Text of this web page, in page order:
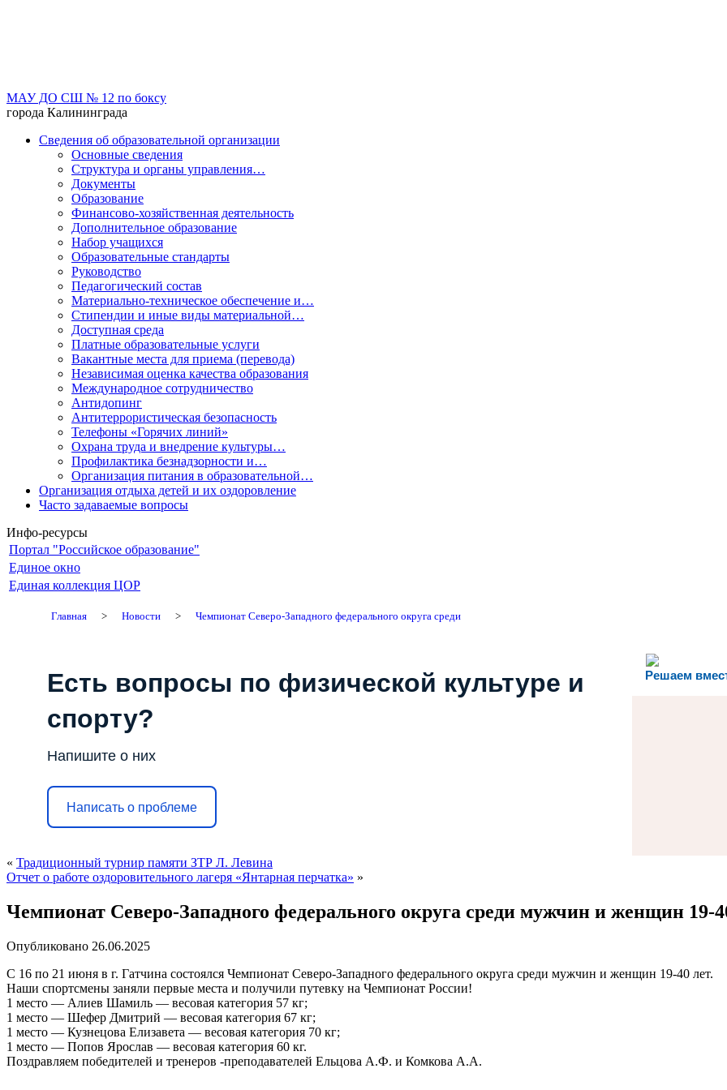
МАУ ДО СШ № 12 по боксу
города Калининграда
Сведения об образовательной организации
Основные сведения
Структура и органы управления…
Документы
Образование
Финансово-хозяйственная деятельность
Дополнительное образование
Набор учащихся
Образовательные стандарты
Руководство
Педагогический состав
Материально-техническое обеспечение и…
Стипендии и иные виды материальной…
Доступная среда
Платные образовательные услуги
Вакантные места для приема (перевода)
Независимая оценка качества образования
Международное сотрудничество
Антидопинг
Антитеррористическая безопасность
Телефоны «Горячих линий»
Охрана труда и внедрение культуры…
Профилактика безнадзорности и…
Организация питания в образовательной…
Организация отдыха детей и их оздоровление
Часто задаваемые вопросы
Инфо-ресурсы
Портал "Российское образование"
Единое окно
Единая коллекция ЦОР
Главная > Новости > Чемпионат Северо-Западного федерального округа среди
Решаем
Есть вопросы по физической культуре и
спорту?
Напишите о них
Написать о проблеме
« Традиционный турнир памяти ЗТР Л. Левина
Отчет о работе оздоровительного лагеря «Янтарная перчатка» »
Чемпионат Северо-Западного федерального округа среди мужчин и женщин 19-
Опубликовано 26.06.2025
С 16 по 21 июня в г. Гатчина состоялся Чемпионат Северо-Западного федерального округа среди мужчин и женщин 19-40 лет.
Наши спортсмены заняли первые места и получили путевку на Чемпионат России!
1 место — Алиев Шамиль — весовая категория 57 кг;
1 место — Шефер Дмитрий — весовая категория 67 кг;
1 место — Кузнецова Елизавета — весовая категория 70 кг;
1 место — Попов Ярослав — весовая категория 60 кг.
Поздравляем победителей и тренеров -преподавателей Ельцова А.Ф. и Комкова А.А.